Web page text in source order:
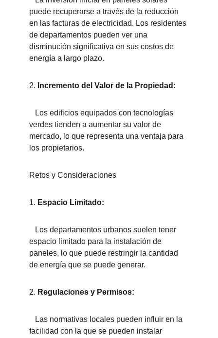
puede recuperarse a través de la reducción
en las facturas de electricidad. Los residentes
de departamentos pueden ver una
disminución significativa en sus costos de
energía a largo plazo.
2. Incremento del Valor de la Propiedad:
verdes tienden a aumentar su valor de
mercado, lo que representa una ventaja para
los propietarios.
Retos y Consideraciones
1. Espacio Limitado:
espacio limitado para la instalación de
paneles, lo que puede restringir la cantidad
de energía que se puede generar.
2. Regulaciones y Permisos:
facilidad con la que se pueden instalar